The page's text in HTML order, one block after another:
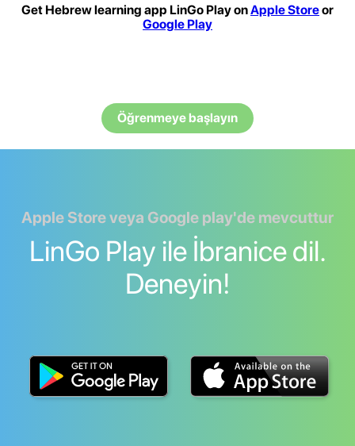
Get Hebrew learning app LinGo Play onApple Storeor
Google Play
Öğrenmeye başlayın
Apple Store veya Google play'de mevcuttur
LinGo Play ile İbranice dil.
Deneyin!